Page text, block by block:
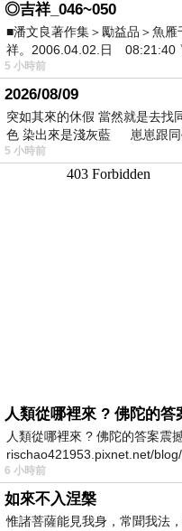
◎吉祥_046~050
■潘文良著作集＞勵益品＞魚
祥。2006.04.02.日
5 小時前
2026/08/09
突如其來的休假 當然就是去
色 染出來是淺灰藍 崽崽跟
5 小時前
人類從哪裡來 ? 佛陀的答
人類從哪裡來 ? 佛陀的答案震
rischao421953.pixnet.net/
6 小時前
如來不入涅槃
惟諸菩薩能見我身，常聞我法